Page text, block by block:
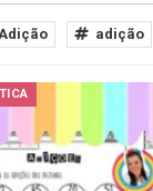
adição